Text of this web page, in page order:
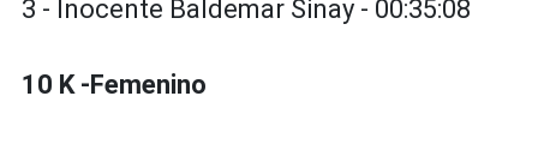
3 - Inocente Baldemar Sinay - 00:35:08
10 K -Femenino